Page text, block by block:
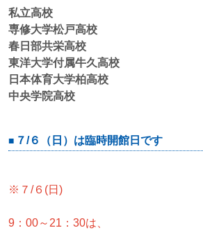
私立高校
専修大学松戸高校
春日部共栄高校
東洋大学付属牛久高校
日本体育大学柏高校
中央学院高校
７/６（日）は臨時開館日です
※７/６(日)
9：00～21：30は、